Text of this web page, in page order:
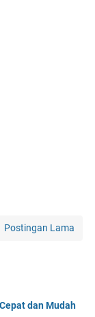
Postingan Lama
dan Mudah